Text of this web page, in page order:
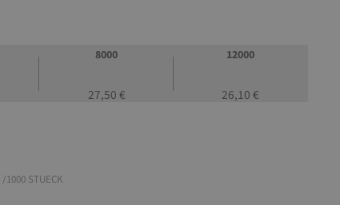
8000
27,50 €
12000
26,10 €
/1000 STUECK